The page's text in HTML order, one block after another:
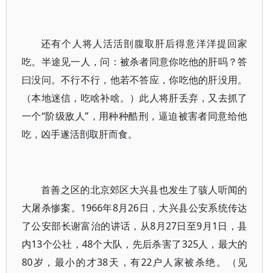
还有个人将人活活剖腹取肝后得意洋洋提回家
吃。半途见一人，问：被杀者同意你吃他的肝吗？答
曰没问。不行不行，他若不答应，你吃他的肝没用。
（本地迷信，吃啥补啥。）此人将肝丢弃，又去抓了
一个“阶级敌人”，用种种酷刑，逼迫被害者同意给他
吃，凶手遂活剖取肝而食。
首善之区的北京郊区大兴县也发生了骇人听闻的
大屠杀惨案。1966年8月26日，大兴县公安系统传达
了公安部长谢富治的讲话，从8月27日至9月1日，县
内13个公社，48个大队，先后杀害了325人，最大的
80岁，最小的才38天，有22户人家被杀绝。（见